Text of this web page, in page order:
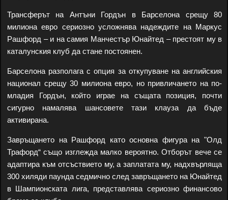
Трансферът на Антъни Гордън в Барселона срещу 80
милиона евро сериозно усложнява надеждите на Маркус
Рашфорд – и на самия Манчестър Юнайтед – престоят му в
каталунския клуб да стане постоянен.
Барселона разполага с опция за откупуване на английския
национал срещу 30 милиона евро, но привличането на по-
младия Гордън, който играе на същата позиция, почти
сигурно намалява шансовете тази клауза да бъде
активирана.
Завръщането на Рашфорд като основна фигура на "Олд
Трафорд“ също изглежда малко вероятно. Отборът вече се
адаптира към отсъствието му, а заплатата му, надхвърляща
300 хиляди паунда седмично след завръщането на Юнайтед
в Шампионската лига, представлява сериозно финансово